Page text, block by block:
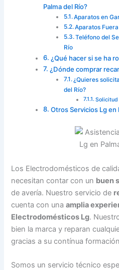
Palma del Río?
Aparatos en
Aparatos
Teléfono del
Río
¿Qué hacer si se ha
¿Dónde comprar
¿Quieres
del Río?
Solicitud
Otros Servicios Lg en
Los Electrodomésticos de
necesitan contar con un buen
de avería. Nuestro servicio de
cuenta con unaamplia
Electrodomésticos Lg.
bien la marca y reparan
gracias a su contínua
Somos un servicio técnico